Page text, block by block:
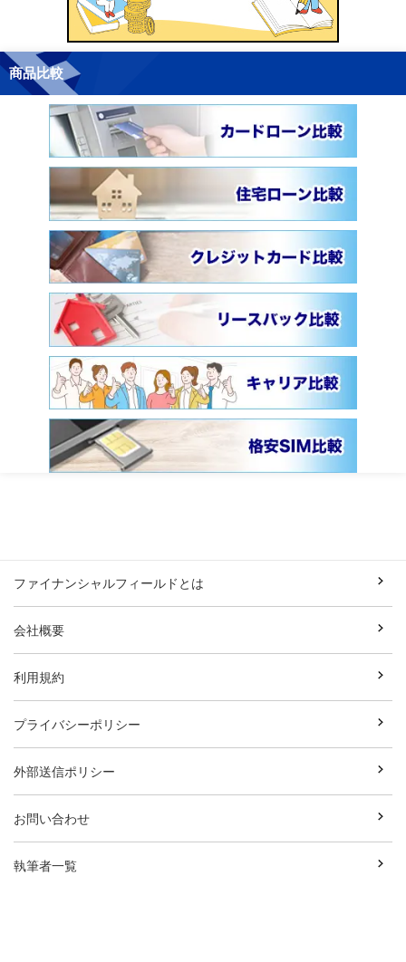
商品比較
ファイナンシャルフィールドとは
会社概要
利用規約
プライバシーポリシー
外部送信ポリシー
お問い合わせ
執筆者一覧